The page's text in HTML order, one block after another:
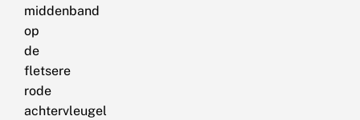
middenband
op
de
fletsere
rode
achtervleugel